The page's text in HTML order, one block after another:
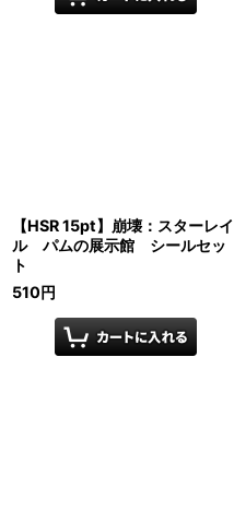
【HSR 15pt】崩壊：スターレイ
ル パムの展示館 シールセッ
ト
510円